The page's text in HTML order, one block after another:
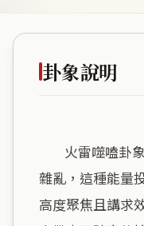
卦象說明
雜亂，這種能量
高度聚焦且講求